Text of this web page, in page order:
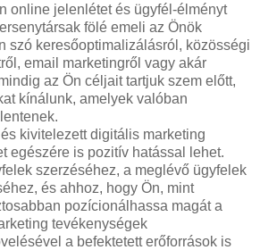
online jelenlétet és ügyfél-élményt
fölé emeli az Önök
szó keresőoptimalizálásról, közösségi
email marketingről vagy akár
az Ön céljait tartjuk szem előtt,
kínálunk, amelyek valóban
kivitelezett digitális marketing
egészére is pozitív hatással lehet.
szerzéséhez, a meglévő ügyfelek
és ahhoz, hogy Ön, mint
pozícionálhassa magát a
tevékenységek
a befektetett erőforrások is